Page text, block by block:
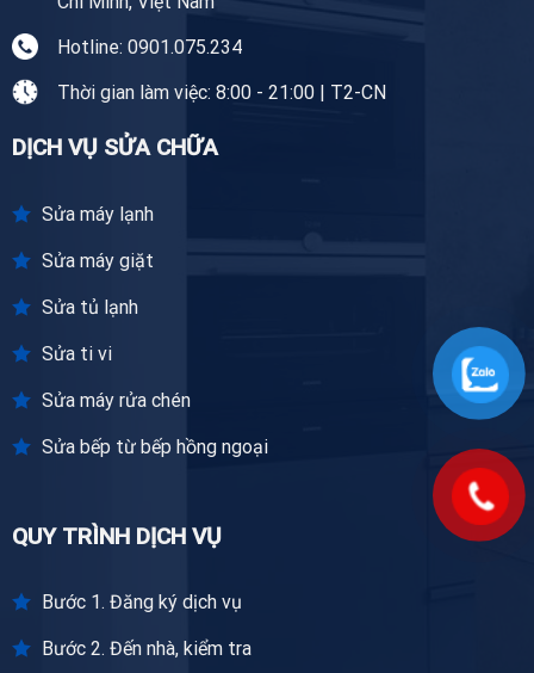
Hotline: 0901.075.234
Thời gian làm việc: 8:00 - 21:00 | T2-CN
DỊCH VỤ SỬA CHỮA
Sửa máy lạnh
Sửa máy giặt
Sửa tủ lạnh
Sửa ti vi
Sửa máy rửa chén
Sửa bếp từ bếp hồng ngoại
QUY TRÌNH DỊCH VỤ
Bước 1. Đăng ký dịch vụ
Bước 2. Đến nhà, kiểm tra